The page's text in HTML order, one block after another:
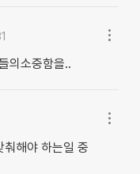
의소중함을..
해야 하는일 중